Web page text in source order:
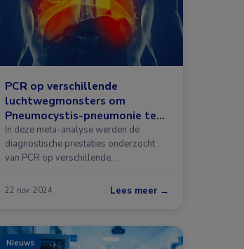
PCR op verschillende
luchtwegmonsters om
Pneumocystis-pneumonie te
diagnosticeren
In deze meta-analyse werden de
diagnostische prestaties onderzocht
van PCR op verschillende
22 nov. 2024 Lees meer →
Nieuws